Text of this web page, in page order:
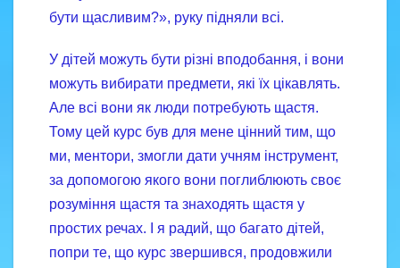
бути щасливим?», руку підняли всі.
У дітей можуть бути різні вподобання, і вони
можуть вибирати предмети, які їх цікавлять.
Але всі вони як люди потребують щастя.
Тому цей курс був для мене цінний тим, що
ми, ментори, змогли дати учням інструмент,
за допомогою якого вони поглиблюють своє
розуміння щастя та знаходять щастя у
простих речах. І я радий, що багато дітей,
попри те, що курс звершився, продовжили